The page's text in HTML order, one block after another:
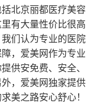
北京丽都医疗美容
有大量性价比很高
们认为专业的医院
，爱美网作为专业
供安免费、安全、
，爱美网独家提供
美之路安心舒心！